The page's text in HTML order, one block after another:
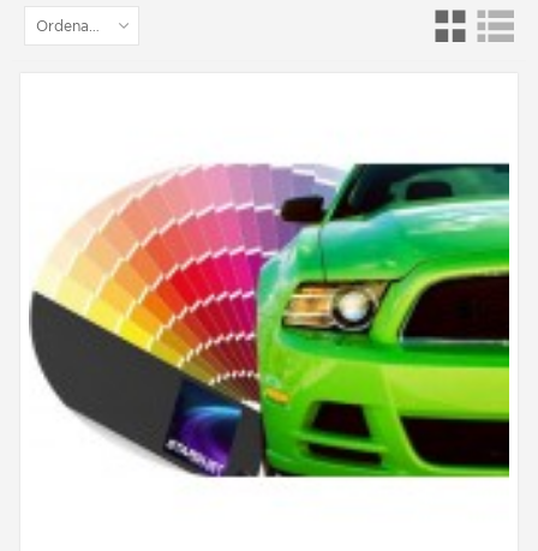
Ordenar por